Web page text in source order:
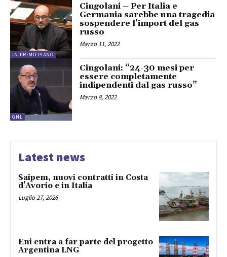
IN PRIMO PIANO
Cingolani – Per Italia e
Germania sarebbe una tragedia
sospendere l’import del gas
russo
Marzo 11, 2022
GNL
Cingolani: “24-30 mesi per
essere completamente
indipendenti dal gas russo”
Marzo 8, 2022
Latest news
Saipem, nuovi contratti in Costa
d’Avorio e in Italia
Luglio 27, 2026
Eni entra a far parte del progetto
Argentina LNG